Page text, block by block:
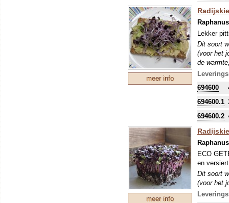
meer info
Lekker
Dit soort
(voor het
de
694600
694600.1
694600.2
meer info
ECO
en
Dit soort
(voor het
de